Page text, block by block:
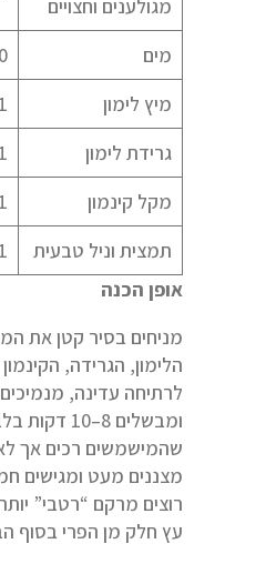
מגולענים וחצויים
מים
מיץ לימון
1 כפית
גרידת לימון
1 כפית
מקל קינמון
1
תמצית וניל טבעית
1 כפית
אופן הכנה
מניחים בסיר קטן את
הלימון, הגרידה, הקינמון
לרתיחה עדינה,
ומבשלים 8–10
שהמישמשים רכים אך
מצננים מעט ומגישים
רוצים מרקם “רטבי”
עץ חלק מן הפרי בסוף